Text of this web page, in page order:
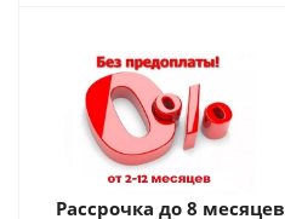
Рассрочка до 8 месяцев